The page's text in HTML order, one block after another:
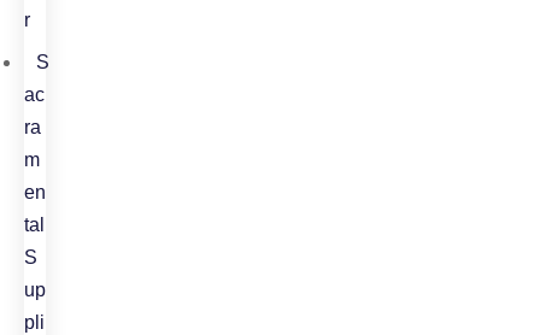
r
S
ac
ra
m
en
tal
S
up
pli